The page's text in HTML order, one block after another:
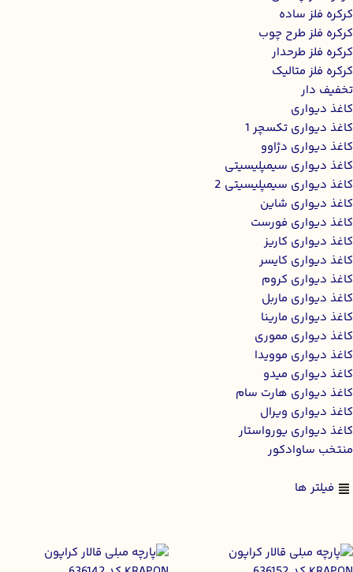
کرکره فلز ساده
کرکره فلز طرح چوب
کرکره فلز طرحدار
کرکره فلز متالیک
تخفیف دار
کاغذ دیواری
کاغذ دیواری تکسچر 1
کاغذ دیواری دژاوو
کاغذ دیواری سیمپلیسیتی
کاغذ دیواری سیمپلیسیتی 2
کاغذ دیواری شاین
کاغذ دیواری فورست
کاغذ دیواری کاریز
کاغذ دیواری کایسر
کاغذ دیواری کروم
کاغذ دیواری ماربل
کاغذ دیواری مارینا
کاغذ دیواری مموری
کاغذ دیواری موویدا
کاغذ دیواری میدو
کاغذ دیواری هارت سام
کاغذ دیواری ویرال
کاغذ دیواری یورواستار
منتخب ساوادکور
فیلتر ها